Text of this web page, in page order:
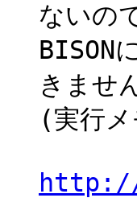
ないの
BISON
きませ
(実行
http://